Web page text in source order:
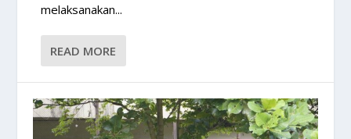
melaksanakan...
READ MORE